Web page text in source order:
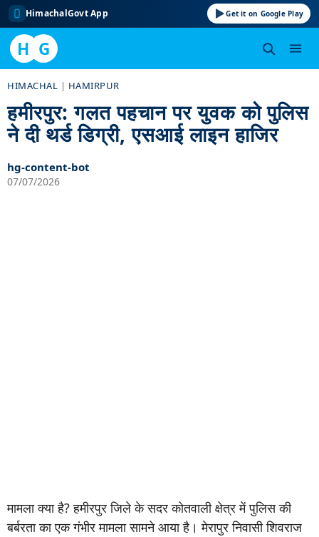
HimachalGovt App Get it on Google Play
H G
content
HIMACHAL | HAMIRPUR
हमीरपुर: गलत पहचान पर युवक को पुलिस
ने दी थर्ड डिग्री, एसआई लाइन हाजिर
hg-content-bot
07/07/2026
मामला क्या है? हमीरपुर जिले के सदर कोतवाली क्षेत्र में पुलिस की
बर्बरता का एक गंभीर मामला सामने आया है। मेरापुर निवासी शिवराज